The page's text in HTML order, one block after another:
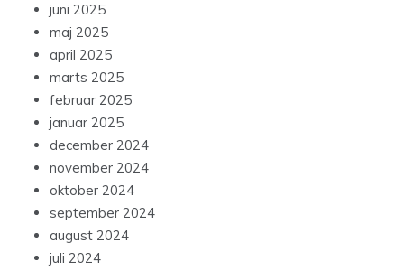
juni 2025
maj 2025
april 2025
marts 2025
februar 2025
januar 2025
december 2024
november 2024
oktober 2024
september 2024
august 2024
juli 2024